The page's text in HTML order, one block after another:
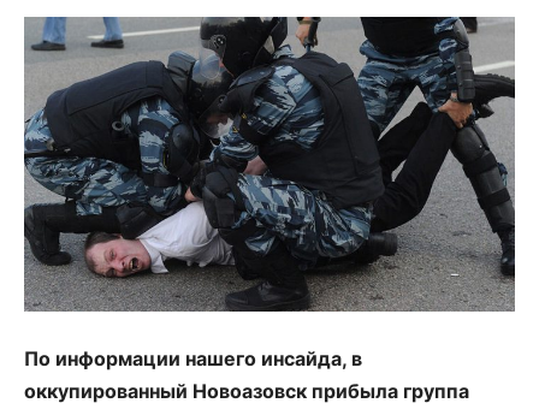
По информации нашего инсайда, в
оккупированный Новоазовск прибыла группа